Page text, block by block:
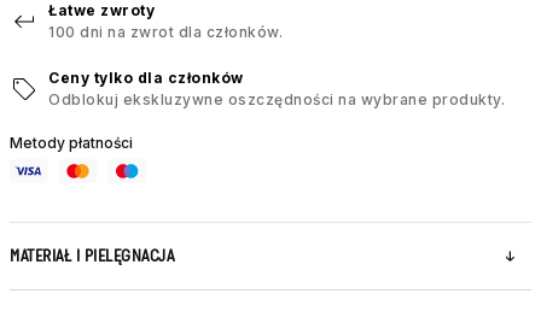
Łatwe zwroty
100 dni na zwrot dla członków.
Ceny tylko dla członków
Odblokuj ekskluzywne oszczędności na wybrane produkty.
Metody płatności
MATERIAŁ I PIELĘGNACJA